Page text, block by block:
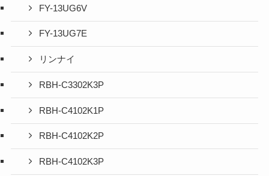
FY-13UG6V
FY-13UG7E
リンナイ
RBH-C3302K3P
RBH-C4102K1P
RBH-C4102K2P
RBH-C4102K3P